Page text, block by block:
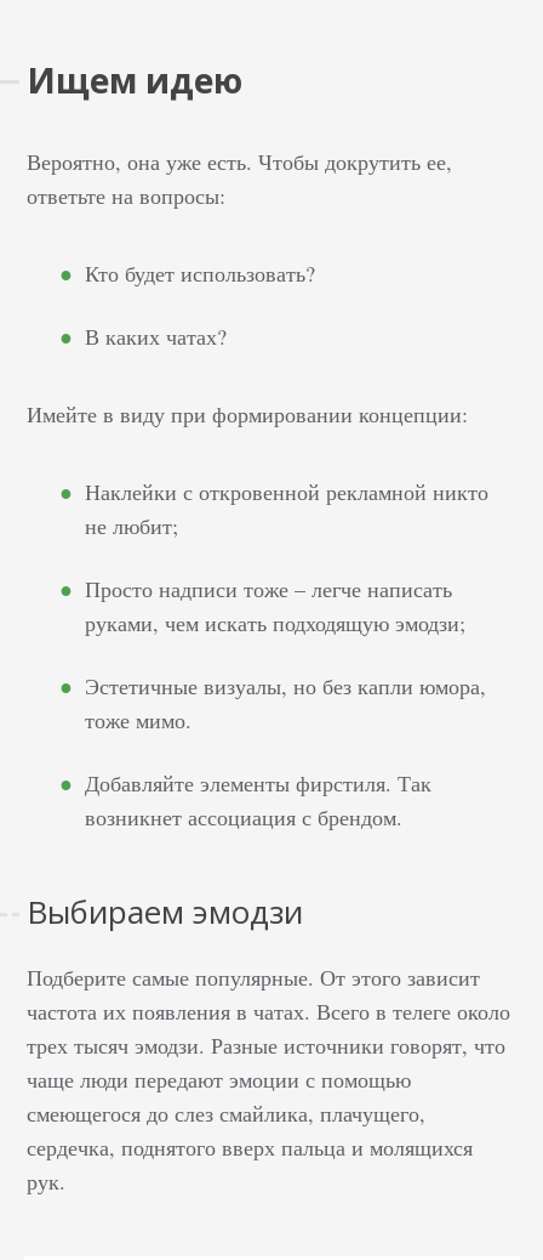
Ищем идею
Вероятно, она уже есть. Чтобы докрутить ее,
ответьте на вопросы:
Кто будет использовать?
В каких чатах?
Имейте в виду при формировании концепции:
Наклейки с откровенной рекламной никто
не любит;
Просто надписи тоже – легче написать
руками, чем искать подходящую эмодзи;
Эстетичные визуалы, но без капли юмора,
тоже мимо.
Добавляйте элементы фирстиля. Так
возникнет ассоциация с брендом.
Выбираем эмодзи
Подберите самые популярные. От этого зависит
частота их появления в чатах. Всего в телеге около
трех тысяч эмодзи. Разные источники говорят, что
чаще люди передают эмоции с помощью
смеющегося до слез смайлика, плачущего,
сердечка, поднятого вверх пальца и молящихся
рук.